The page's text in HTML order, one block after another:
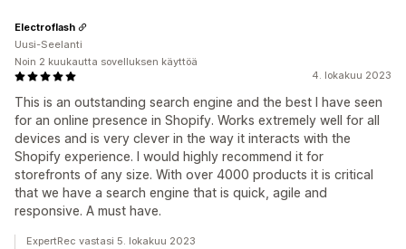
4. lokakuu 2023
This is an outstanding search engine and the best I have seen
for an online presence in Shopify. Works extremely well for all
devices and is very clever in the way it interacts with the
Shopify experience. I would highly recommend it for
storefronts of any size. With over 4000 products it is critical
that we have a search engine that is quick, agile and
responsive. A must have.
Electroflash
Uusi-Seelanti
Noin 2 kuukautta sovelluksen käyttöä
ExpertRec vastasi 5. lokakuu 2023